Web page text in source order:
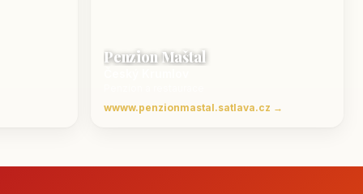
Penzion Maštal
wwww.penzionmastal.satlava.cz →